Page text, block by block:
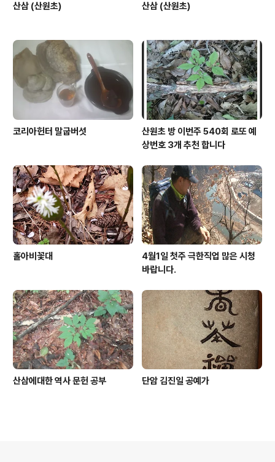
산삼 (산원초) 산삼 (산원초)
코리아헌터 말굽버섯
산원초 방 이번주 540회 로또 예
상번호 3개 추천 합니다
홀아비꽃대
4월1일 첫주 극한직업 많은 시청
바랍니다.
산삼에대한 역사 문헌 공부 단암 김진일 공예가